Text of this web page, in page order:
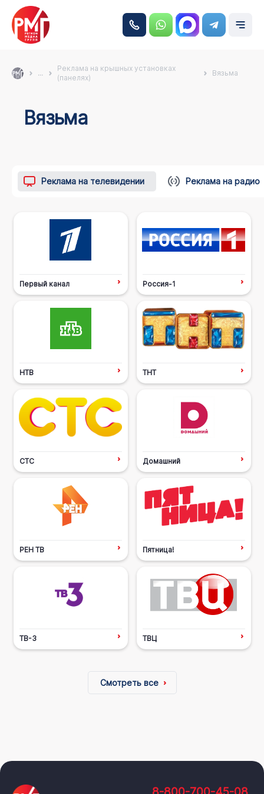
...
Реклама на крышных установках
(панелях)
Вязьма
Вязьма
Реклама на телевидении Реклама на радио
Первый канал Россия-1
НТВ ТНТ
СТС Домашний
РЕН ТВ Пятница!
ТВ-3 ТВЦ
Смотреть все